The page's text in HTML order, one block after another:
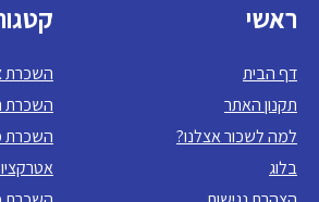
ראשי
דף הבית
תקנון האתר
למה לשכור אצלנו?
בלוג
השכרת
השכרת
השכרת